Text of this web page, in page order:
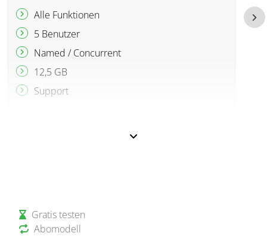
Alle Funktionen
5 Benutzer
Named / Concurrent
12,5 GB
Support
Gratis testen
Abomodell